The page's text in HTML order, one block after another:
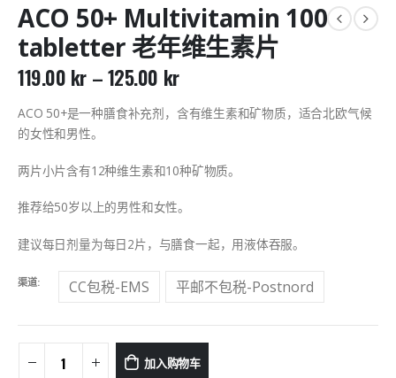
ACO 50+ Multivitamin 100
tabletter 老年维生素片
119.00 kr –125.00 kr
ACO 50+是一种膳食补充剂，含有维生素和矿物质，适合北欧气候
的女性和男性。
两片小片含有12种维生素和10种矿物质。
推荐给50岁以上的男性和女性。
建议每日剂量为每日2片，与膳食一起，用液体吞服。
渠道 CC包税-EMS 平邮不包税-Postnord
加入购物车